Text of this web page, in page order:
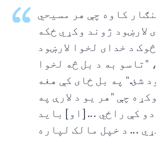
کاوه چې هر مسیحي
لارښود ژوند وکړي ځکه
د خدای لخوا لارښود
"تاسو به د بل څه لخوا
شئ." په بل ځای کې هغه
چې "هر یو د لارې په
کې راځي ... [او] باید
... د خپل مالک لپاره